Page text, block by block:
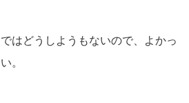
はどうしようもないので、よかっ
。